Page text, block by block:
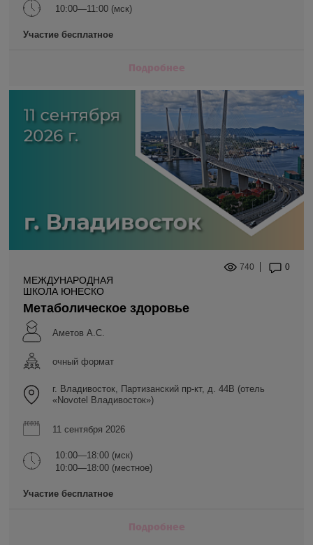
10:00—11:00 (мск)
Участие бесплатное
Подробнее
740 0
МЕЖДУНАРОДНАЯ
ШКОЛА ЮНЕСКО
Метаболическое здоровье
Аметов А.С.
очный формат
г. Владивосток, Партизанский пр-кт, д. 44В (отель
«Novotel Владивосток»)
11 сентября 2026
10:00—18:00 (мск)
10:00—18:00 (местное)
Участие бесплатное
Подробнее